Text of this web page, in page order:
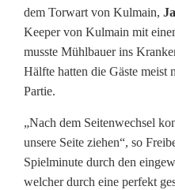
dem Torwart von Kulmain,
Keeper von Kulmain mit
musste Mühlbauer ins
Hälfte hatten die Gäste meist
Partie.
„Nach dem Seitenwechsel
unsere Seite ziehen“, so
Spielminute durch den
welcher durch eine perfekt